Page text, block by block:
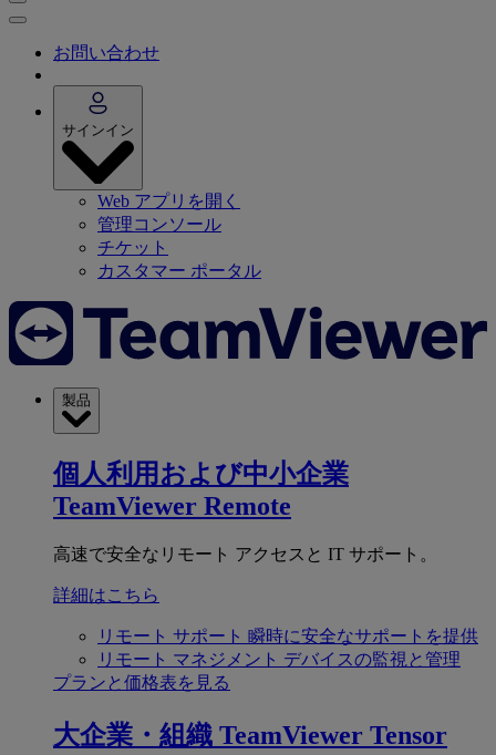
お問い合わせ
サインイン
Web アプリを開く
管理コンソール
チケット
カスタマー ポータル
製品
個人利用および中小企業
TeamViewer Remote
高速で安全なリモート アクセスと IT サポート。
詳細はこちら
リモート サポート 瞬時に安全なサポートを提供
リモート マネジメント デバイスの監視と管理
プランと価格表を見る
大企業・組織 TeamViewer Tensor